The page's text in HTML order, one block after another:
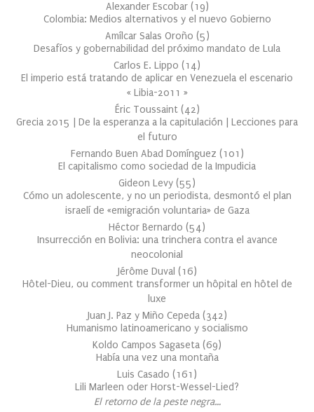
Alexander Escobar (19)
Colombia: Medios alternativos y el nuevo Gobierno
Amílcar Salas Oroño (5)
Desafíos y gobernabilidad del próximo mandato de Lula
Carlos E. Lippo (14)
El imperio está tratando de aplicar en Venezuela el escenario
« Libia-2011 »
Éric Toussaint (42)
Grecia 2015 | De la esperanza a la capitulación | Lecciones para
el futuro
Fernando Buen Abad Domínguez (101 )
El capitalismo como sociedad de la Impudicia
Gideon Levy (55)
Cómo un adolescente, y no un periodista, desmontó el plan
israelí de «emigración voluntaria» de Gaza
Héctor Bernardo (54)
Insurrección en Bolivia: una trinchera contra el avance
neocolonial
Jérôme Duval (16)
Hôtel-Dieu, ou comment transformer un hôpital en hôtel de
luxe
Juan J. Paz y Miño Cepeda (342)
Humanismo latinoamericano y socialismo
Koldo Campos Sagaseta (69)
Había una vez una montaña
Luis Casado (161 )
Lili Marleen oder Horst-Wessel-Lied?
El retorno de la peste negra…